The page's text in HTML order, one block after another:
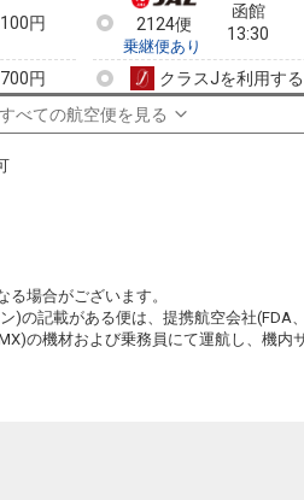
円
円
円
円
円
+0円
2124便
乗継便あり
函館
13:30
クラスJを利用する
586便
すべての航空便を見る
場合がございます。
)の記載がある便は、提携航空会社(FDA
の機材および乗務員にて運航し、機内